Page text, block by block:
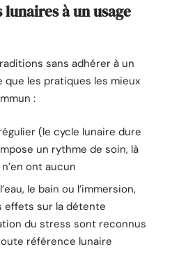
à un usage
sans adhérer à un
les pratiques les mieux
:
(le cycle lunaire dure
un rythme de soin, là
ont aucun
le bain ou l’immersion,
effets sur la détente
du stress sont reconnus
référence lunaire